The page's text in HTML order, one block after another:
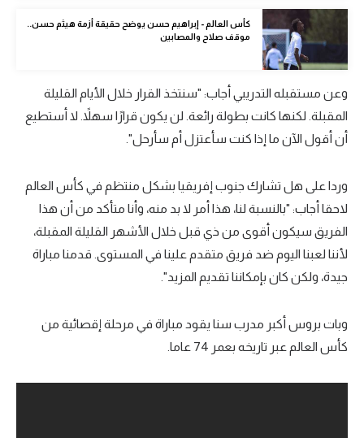
Gamers
ميركاتو
تحقيق في الجول
تقرير في الجول
تحليل في الجول
كويز في الجول
فيديو في الجول
كأس العالم - إبراهيم حسن يوضح حقيقة أزمة هيثم حسن..
موقف صلاح والمصابين
وعن مستقبله التدريبي أجاب: "سنتخذ القرار خلال الأيام القليلة
المقبلة. لكنها كانت بطولة رائعة. لن يكون قرارًا سهلاً. لا أستطيع
أن أقول الآن ما إذا كنت سأعتزل أم سأرحل".
وردا على هل تشارك جنوب إفريقيا بشكل منتظم في كأس العالم
لاحقا أجاب: "بالنسبة لنا، هذا أمر لا بد منه، وأنا متأكد من أن هذا
الفريق سيكون أقوى من ذي قبل خلال الأشهر القليلة المقبلة،
لأننا لعبنا اليوم ضد فريق متقدم علينا في المستوى. قدمنا ​​مباراة
جيدة، ولكن كان بإمكاننا تقديم المزيد".
وبات بروس أكبر مدرب سنا يقود مباراة في مرحلة إقصائية من
كأس العالم عبر تاريخه بعمر 74 عاما.